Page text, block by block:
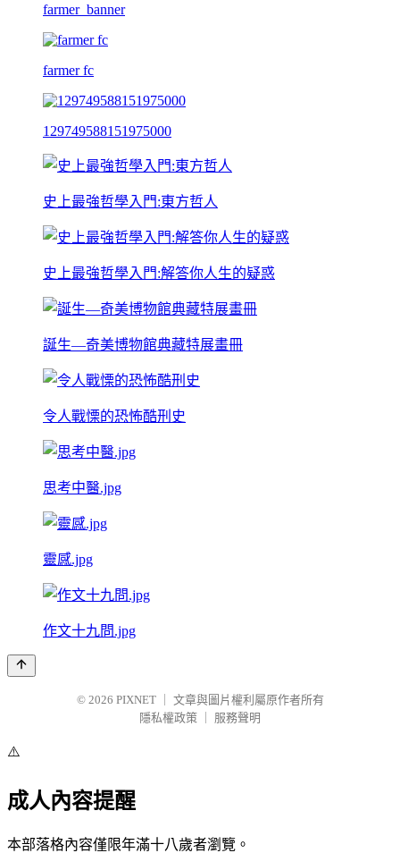
farmer_banner
farmer fc
129749588151975000
史上最強哲學入門:東方哲人
史上最強哲學入門:解答你人生的疑惑
誕生—奇美博物館典藏特展畫冊
令人戰慄的恐怖酷刑史
思考中醫.jpg
靈感.jpg
作文十九問.jpg
© 2026 PIXNET
文章與圖片權利屬原作者所有
隱私權政策
服務聲明
⚠️
成人內容提醒
本部落格內容僅限年滿十八歲者瀏覽。